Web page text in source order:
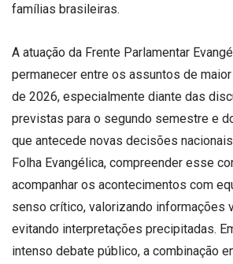
famílias brasileiras.
A atuação da Frente Parlamentar
permanecer entre os assuntos de
de 2026, especialmente diante das
previstas para o segundo semestre e
que antecede novas decisões
Folha Evangélica, compreender esse
acompanhar os acontecimentos com
senso crítico, valorizando informações
evitando interpretações precipitadas.
intenso debate público, a combinação